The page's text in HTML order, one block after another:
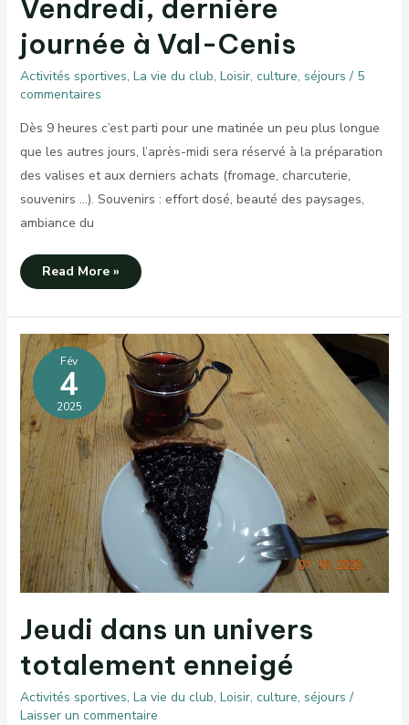
Vendredi, dernière
journée à Val-Cenis
Activités sportives, La vie du club, Loisir, culture, séjours / 5
commentaires
Dès 9 heures c’est parti pour une matinée un peu plus longue
que les autres jours, l’après-midi sera réservé à la préparation
des valises et aux derniers achats (fromage, charcuterie,
souvenirs …). Souvenirs : effort dosé, beauté des paysages,
ambiance du
Vendredi,
Val-
Cenis
Read More »
Fév
4
2025
Jeudi dans un univers
totalement enneigé
Activités sportives, La vie du club, Loisir, culture, séjours /
Laisser un commentaire